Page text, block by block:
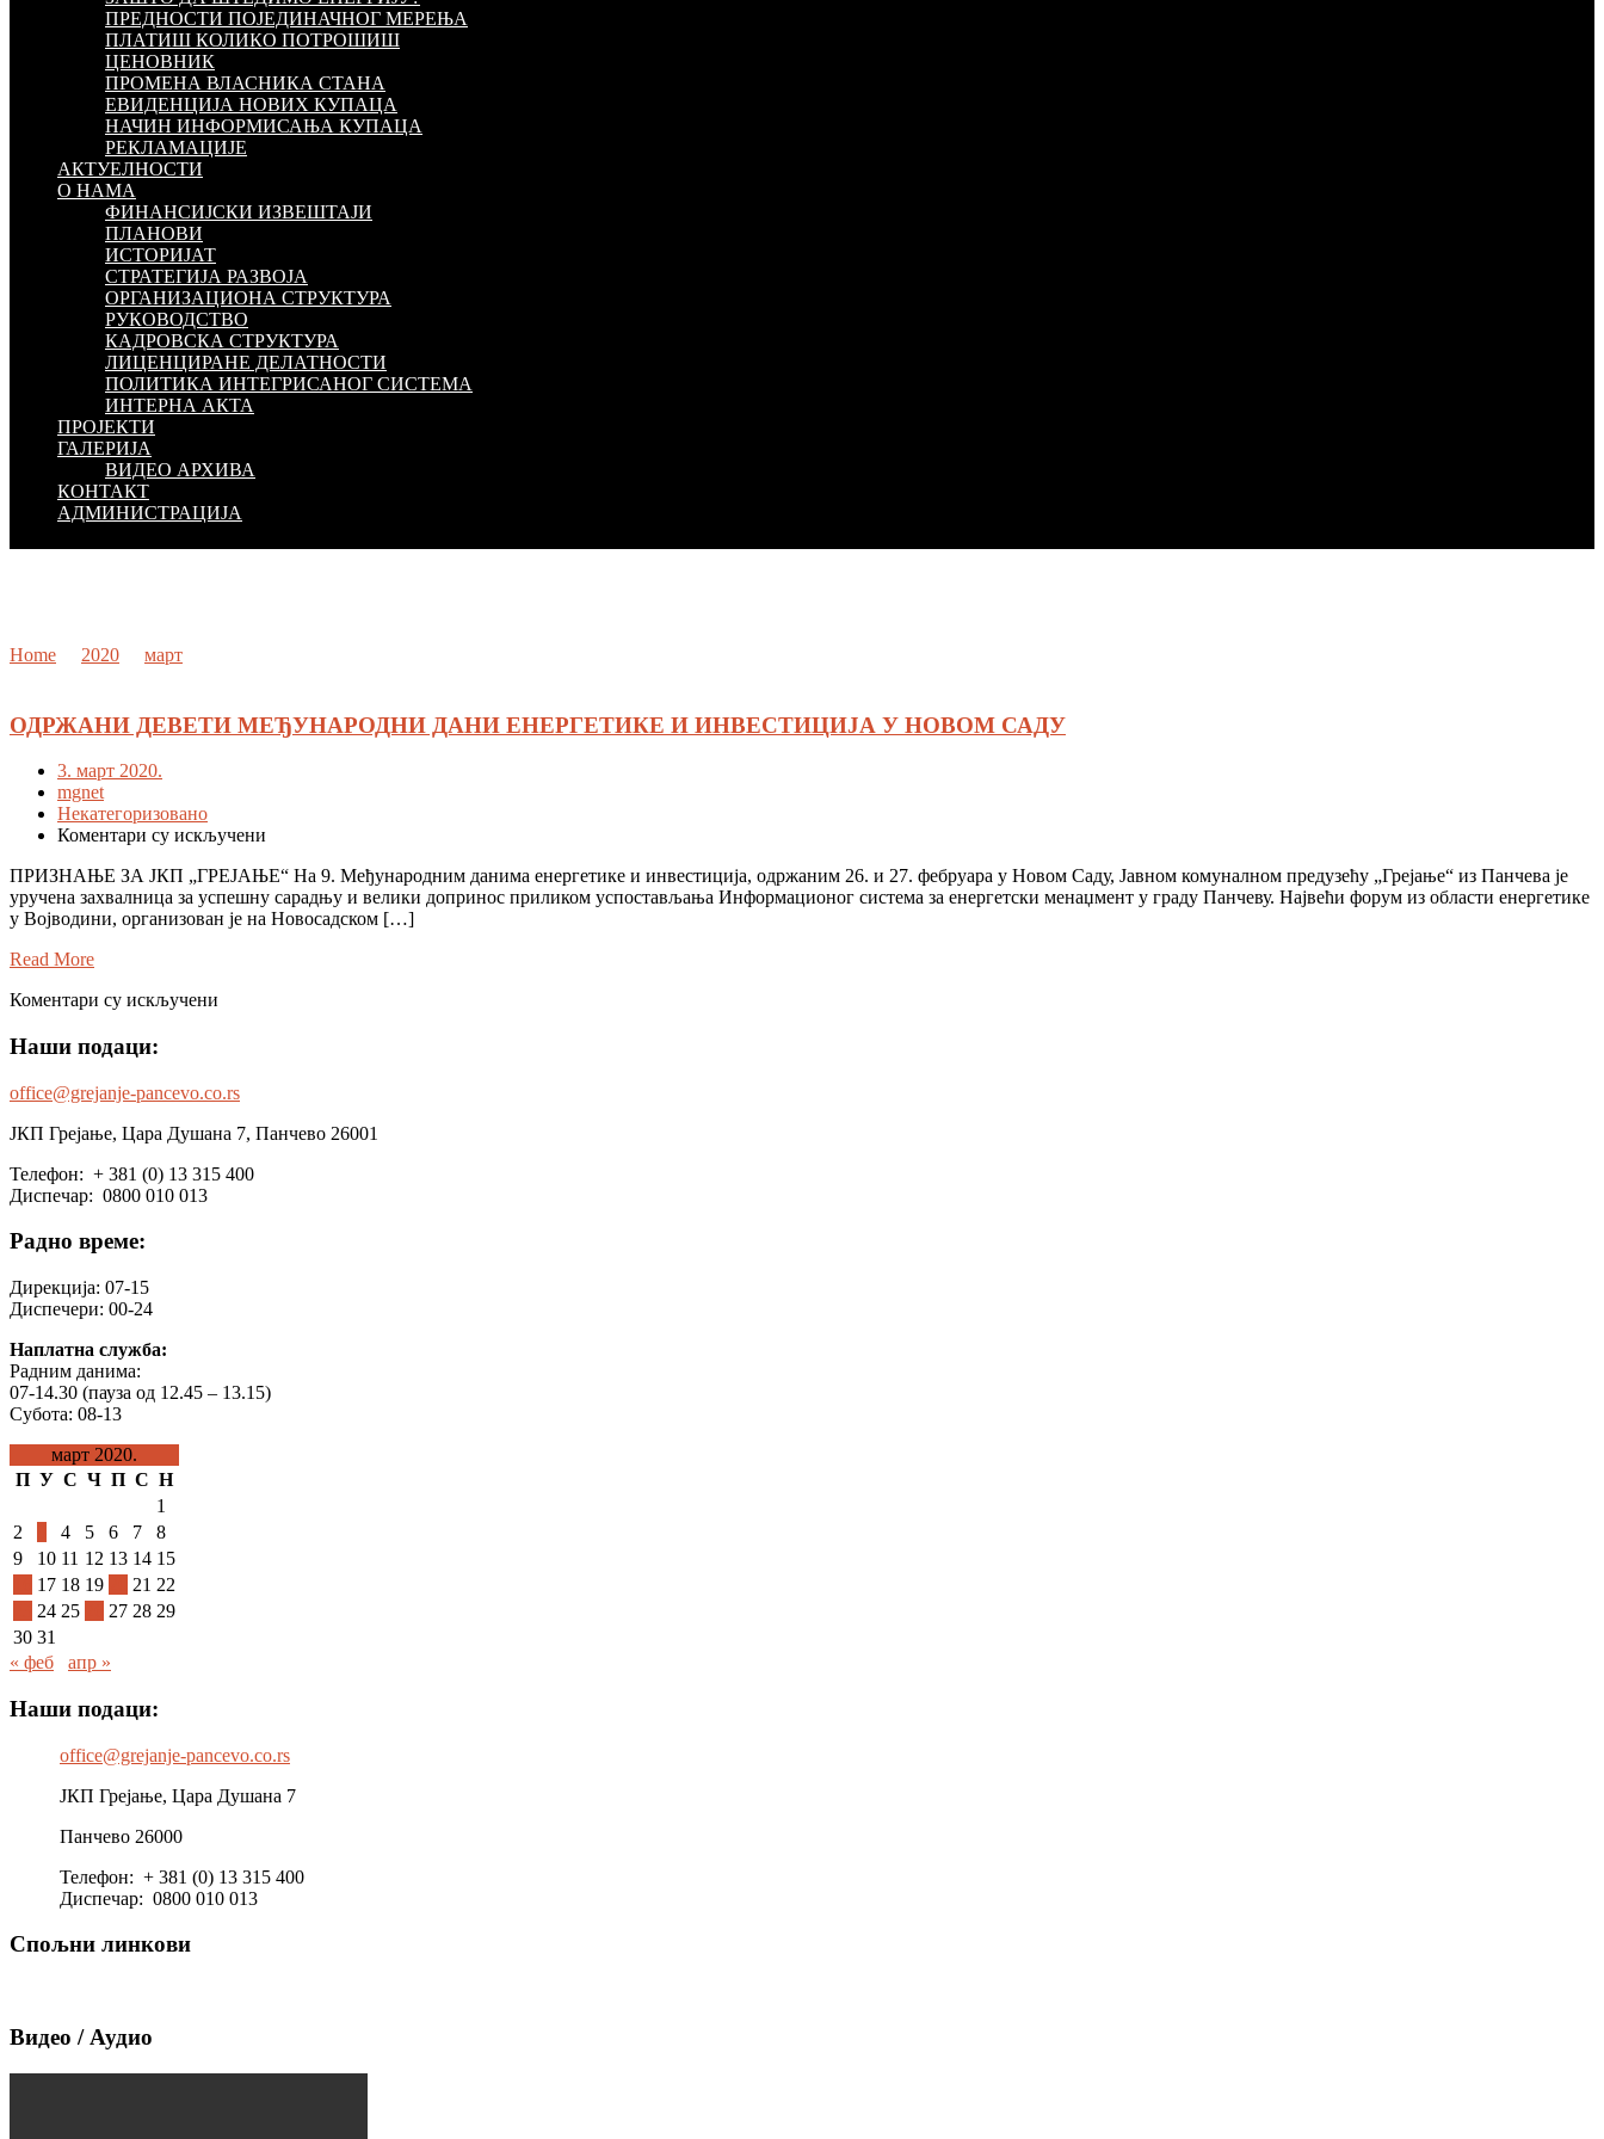
ПРЕДНОСТИ ПОЈЕДИНАЧНОГ МЕРЕЊА
ПЛАТИШ КОЛИКО ПОТРОШИШ
ЦЕНОВНИК
ПРОМЕНА ВЛАСНИКА СТАНА
ЕВИДЕНЦИЈА НОВИХ КУПАЦА
НАЧИН ИНФОРМИСАЊА КУПАЦА
РЕКЛАМАЦИЈЕ
АКТУЕЛНОСТИ
О НАМА
ФИНАНСИЈСКИ ИЗВЕШТАЈИ
ПЛАНОВИ
ИСТОРИЈАТ
СТРАТЕГИЈА РАЗВОЈА
ОРГАНИЗАЦИОНА СТРУКТУРА
РУКОВОДСТВО
КАДРОВСКА СТРУКТУРА
ЛИЦЕНЦИРАНЕ ДЕЛАТНОСТИ
ПОЛИТИКА ИНТЕГРИСАНОГ СИСТЕМА
ИНТЕРНА АКТА
ПРОЈЕКТИ
ГАЛЕРИЈА
ВИДЕО АРХИВА
КОНТАКТ
АДМИНИСТРАЦИЈА
Home 2020 март
ОДРЖАНИ ДЕВЕТИ МЕЂУНАРОДНИ ДАНИ ЕНЕРГЕТИКЕ И ИНВЕСТИЦИЈА У НОВОМ САДУ
3. март 2020.
mgnet
Некатегоризовано
Коментари су искључени
ДЕВЕТИ
МЕЂУНАРОДНИ
ДАНИ
ПРИЗНАЊЕ ЗА ЈКП „ГРЕЈАЊЕ“ На 9. Међународним данима енергетике и инвестиција, одржаним 26. и 27. фебруара у Новом Саду, Јавном комуналном предузећу „Грејање“ из Панчева је
уручена захвалница за успешну сарадњу и велики допринос приликом успостављања Информационог система за енергетски менаџмент у граду Панчеву. Највећи форум из области енергетике
у Војводини, организован је на Новосадском […]
Read More
Коментари су искључени
ЕНЕРГЕТИКЕ
И
ИНВЕСТИЦИЈА
У
Наши подаци:
office@grejanje-pancevo.co.rs
ЈКП Грејање, Цара Душана 7, Панчево 26001
Телефон: + 381 (0) 13 315 400
Диспечар: 0800 010 013
Радно време:
Дирекција: 07-15
Диспечери: 00-24
Наплатна служба:
Радним данима:
07-14.30 (пауза од 12.45 – 13.15)
Субота: 08-13
март 2020.
П У С Ч П С Н
1
2
4 5 6 7
8
9
10 11 12 13 14 15
17 18 19 21 22
24 25 27 28 29
30 31
« феб
апр »
Наши подаци:
office@grejanje-pancevo.co.rs
ЈКП Грејање, Цара Душана 7
Панчево 26000
Телефон: + 381 (0) 13 315 400
Диспечар: 0800 010 013
Спољни линкови
Видео / Аудио